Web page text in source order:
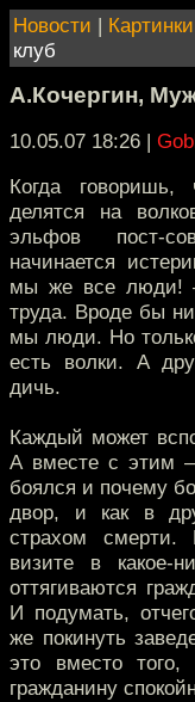
Новости | Картинки
клуб
А.Кочергин,
10.05.07 18:26 |
Когда говоришь,
делятся на
эльфов пост-
начинается
мы же все люди!
труда. Вроде бы
мы люди. Но
есть волки. А
дичь.
Каждый может
А вместе с этим
боялся и почему
двор, и как в
страхом смерти.
визите в какое-
оттягиваются
И подумать,
же покинуть
это вместо того,
гражданину